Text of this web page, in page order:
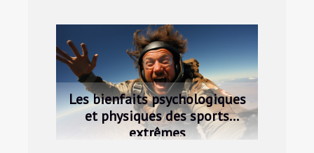
Les bienfaits psychologiques
et physiques des sports
extrêmes